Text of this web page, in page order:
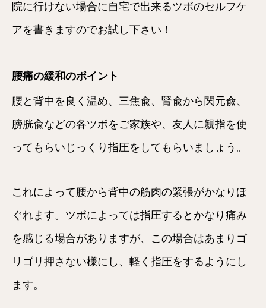
院に行けない場合に自宅で出来るツボのセルフケ
アを書きますのでお試し下さい！
腰痛の緩和のポイント
腰と背中を良く温め、三焦兪、腎兪から関元兪、
膀胱兪などの各ツボをご家族や、友人に親指を使
ってもらいじっくり指圧をしてもらいましょう。
これによって腰から背中の筋肉の緊張がかなりほ
ぐれます。ツボによっては指圧するとかなり痛み
を感じる場合がありますが、この場合はあまりゴ
リゴリ押さない様にし、軽く指圧をするようにし
ます。